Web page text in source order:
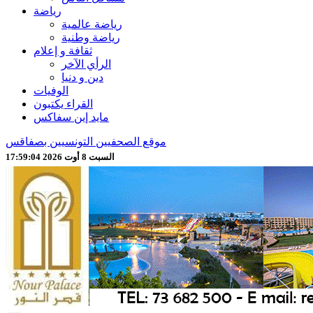
رياضة
رياضة عالمية
رياضة وطنية
ثقافة و إعلام
الرأي الآخر
دين و دنيا
الوفيات
القراء يكتبون
مايد إين سفاكس
موقع الصحفيين التونسيين بصفاقس
السبت 8 أوت 2026 17:59:07